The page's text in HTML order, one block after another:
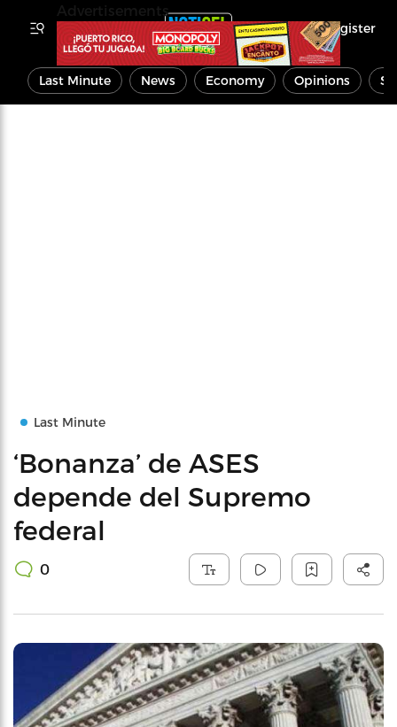
Register
Last Minute News Economy Opinions
Last Minute
‘Bonanza’ de ASES
depende del Supremo
federal
0
Advertisements